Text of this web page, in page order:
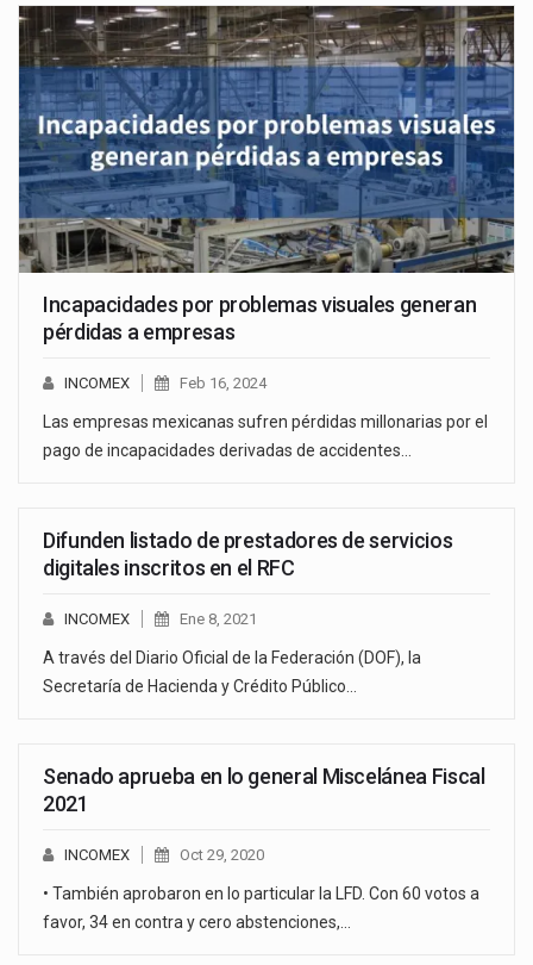
Incapacidades por problemas visuales generan
pérdidas a empresas
INCOMEX Feb 16, 2024
Las empresas mexicanas sufren pérdidas millonarias por el
pago de incapacidades derivadas de accidentes…
Difunden listado de prestadores de servicios
digitales inscritos en el RFC
INCOMEX Ene 8, 2021
A través del Diario Oficial de la Federación (DOF), la
Secretaría de Hacienda y Crédito Público…
Senado aprueba en lo general Miscelánea Fiscal
2021
INCOMEX Oct 29, 2020
• También aprobaron en lo particular la LFD. Con 60 votos a
favor, 34 en contra y cero abstenciones,…